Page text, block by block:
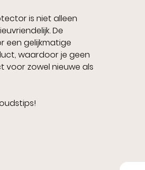
is niet alleen
De
een gelijkmatige
waardoor je geen
voor zowel nieuwe als